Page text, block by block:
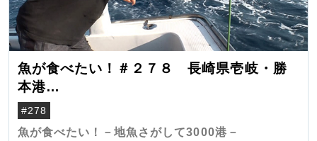
魚が食べたい！＃２７８ 長崎県壱岐・勝
本港
（クロマグロ）
#278
魚が食べたい！－地魚さがして3000港－